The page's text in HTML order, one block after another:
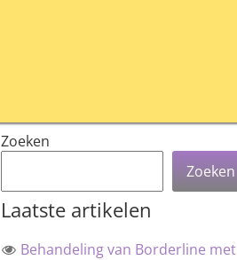
Zoeken
Zoeken
Laatste artikelen
Behandeling van Borderline met